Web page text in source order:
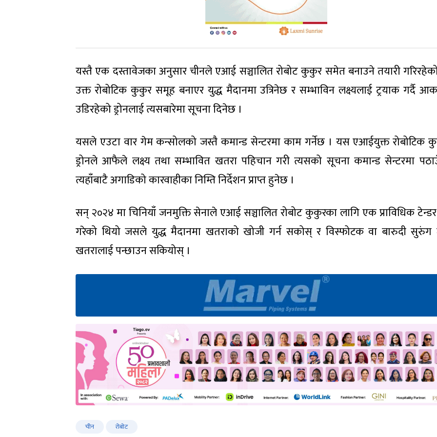
यस्तै एक दस्तावेजका अनुसार चीनले एआई सञ्चालित रोबोट कुकुर समेत बनाउने तयारी
उक्त रोबोटिक कुकुर समूह बनाएर युद्ध मैदानमा उत्रिनेछ र सम्भाविन लक्ष्यलाई ट्रयाक गर्दै
उडिरहेको ड्रोनलाई त्यसबारेमा सूचना दिनेछ ।
यसले एउटा वार गेम कन्सोलको जस्तै कमान्ड सेन्टरमा काम गर्नेछ । यस एआईयुक्त रोबोटिक
ड्रोनले आफैले लक्ष्य तथा सम्भावित खतरा पहिचान गरी त्यसको सूचना कमान्ड सेन्टरमा
त्यहाँबाटै अगाडिको कारवाहीका निम्ति निर्देशन प्राप्त हुनेछ ।
सन् २०२४ मा चिनियाँ जनमुक्ति सेनाले एआई सञ्चालित रोबोट कुकुरका लागि एक प्राविधिक
गरेको थियो जसले युद्ध मैदानमा खतराको खोजी गर्न सकोस् र विस्फोटक वा बारुदी सुरुंग
खतरालाई पन्छाउन सकियोस् ।
चीन रोबोट